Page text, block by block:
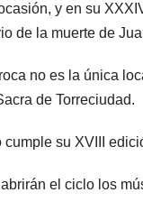
y en su
de la muerte de
no es la única
de Torreciudad.
cumple su XVIII
el ciclo los